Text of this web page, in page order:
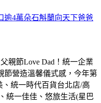
逾4萬朵石斛蘭向天下爸爸
親節Love Dad！統一企業
節營造溫馨儀式感，今年第
統一時代百貨台北店/高
統一佳佳、悠旅生活(星巴